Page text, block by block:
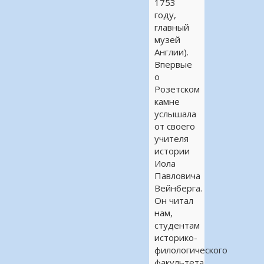
1753
году,
главный
музей
Англии).
Впервые
о
Розетском
камне
услышала
от своего
учителя
истории
Иола
Павловича
Вейнберга.
Он читал
нам,
студентам
историко-
филологического